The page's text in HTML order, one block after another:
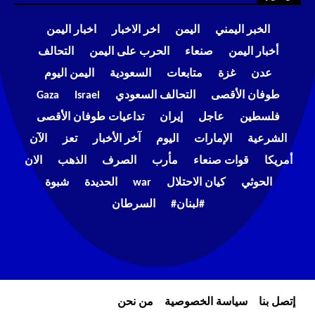
الخبر اليمني اليمن اخر الاخبار
اخبار اليمن
أخبار اليمن
صنعاء الحرب على اليمن
التحالف
عدن
غزة متابعات السعودية
اليمن اليوم
طوفان الأقصى
التحالف السعودي Israel
Gaza
فلسطين
عاجل إيران
تداعيات طوفان الأقصى
الشرعية
الإمارات اليوم آخر الأخبار تعز
الآن
أمريكا
قوات صنعاء مأرب الصرف الذهب
الان
الحوثي
كيان الاحتلال war الحديدة
شبوة
#لبنان#
السرطان
إتصل بنا سياسة الخصوصية من نحن